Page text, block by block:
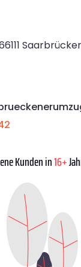
Kunden in16+